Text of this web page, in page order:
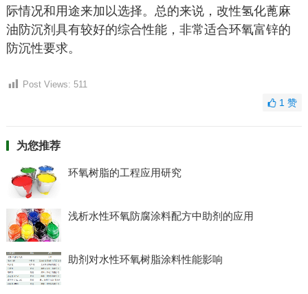
际情况和用途来加以选择。总的来说，改性氢化蓖麻
油防沉剂具有较好的综合性能，非常适合环氧富锌的
防沉性要求。
Post Views: 511
1赞
为您推荐
环氧树脂的工程应用研究
浅析水性环氧防腐涂料配方中助剂的应用
助剂对水性环氧树脂涂料性能影响